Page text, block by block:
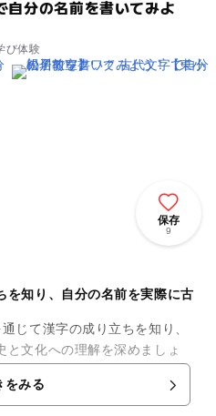
自分の名前を書いてみよ
び体験
保存
9
を知り、自分の名前を実際に古
じて漢字の成り立ちを知り、
文化への理解を深めましょ
をみる